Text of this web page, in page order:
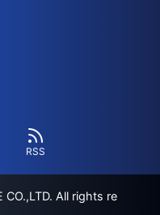
RSS
All rights re